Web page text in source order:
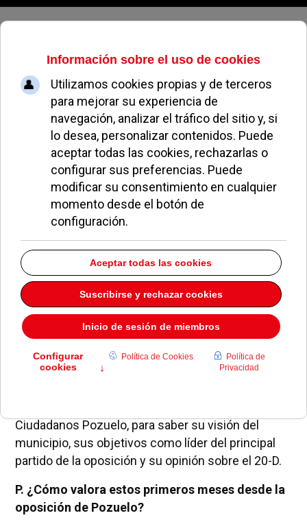
Sábado, 08 de agosto de 2026
Miguel Ángel Berzal: “Ciudadanos
quiere reconstruir la clase media
devastada por la crisis
económica”
REDACCIÓN POLÍTICA 16 DICIEMBRE 2015
Ciudadanos Pozuelo, para saber su visión del
municipio, sus objetivos como líder del principal
partido de la oposición y su opinión sobre el 20-D.
P. ¿Cómo valora estos primeros meses desde la
oposición de Pozuelo?